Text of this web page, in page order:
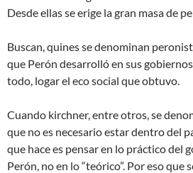
Desde ellas se erige la gran masa de
Buscan, quines se denominan
que Perón desarrolló en sus
todo, logar el eco social que obtuvo.
Cuando kirchner, entre otros, se
que no es necesario estar dentro del
que hace es pensar en lo práctico del
Perón, no en lo “teórico”. Por eso que